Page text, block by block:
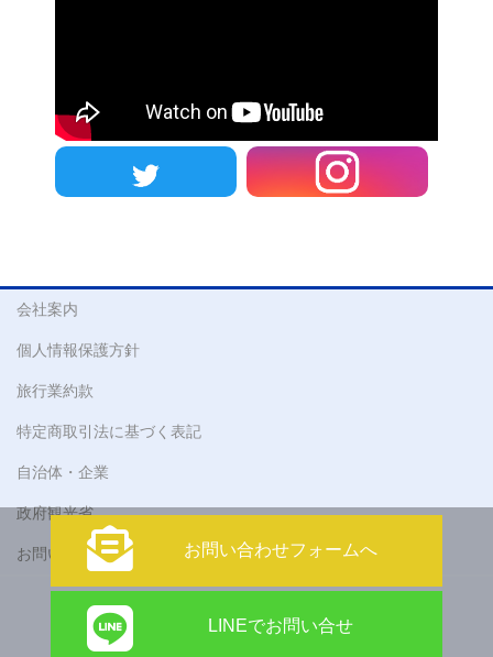
会社案内
個人情報保護方針
旅行業約款
特定商取引法に基づく表記
自治体・企業
政府観光省
お問い合わせ お問い合わせフォームへ
LINEでお問い合せ